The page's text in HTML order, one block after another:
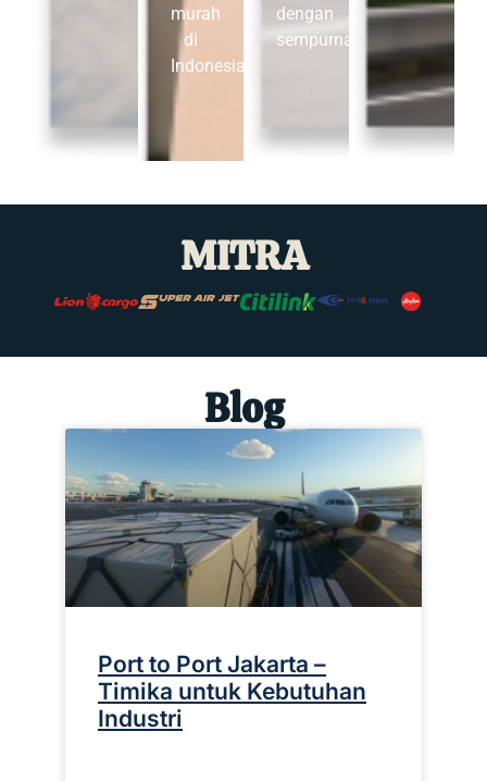
murah
di
Indonesia.
dengan
sempurna.
MITRA
Blog
Port to Port Jakarta –
Timika untuk Kebutuhan
Industri